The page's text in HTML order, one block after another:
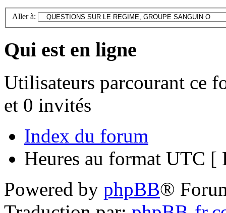
Aller à:
Qui est en ligne
Utilisateurs parcourant ce
et 0 invités
Index du forum
Heures au format UTC [
Powered by phpBB®